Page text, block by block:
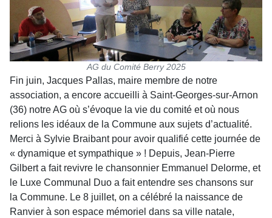
AG du Comité Berry 2025
Fin juin, Jacques Pallas, maire membre de notre
association, a encore accueilli à Saint-Georges-sur-Arnon
(36) notre AG où s’évoque la vie du comité et où nous
relions les idéaux de la Commune aux sujets d’actualité.
Merci à Sylvie Braibant pour avoir qualifié cette journée de
« dynamique et sympathique » ! Depuis, Jean-Pierre
Gilbert a fait revivre le chansonnier Emmanuel Delorme, et
le Luxe Communal Duo a fait entendre ses chansons sur
la Commune. Le 8 juillet, on a célébré la naissance de
Ranvier à son espace mémoriel dans sa ville natale,